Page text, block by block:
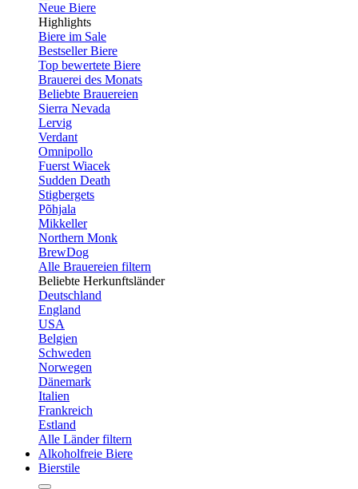
Neue Biere
Highlights
Biere im Sale
Bestseller Biere
Top bewertete Biere
Brauerei des Monats
Beliebte Brauereien
Sierra Nevada
Lervig
Verdant
Omnipollo
Fuerst Wiacek
Sudden Death
Stigbergets
Põhjala
Mikkeller
Northern Monk
BrewDog
Alle Brauereien filtern
Beliebte Herkunftsländer
Deutschland
England
USA
Belgien
Schweden
Norwegen
Dänemark
Italien
Frankreich
Estland
Alle Länder filtern
Alkoholfreie Biere
Bierstile